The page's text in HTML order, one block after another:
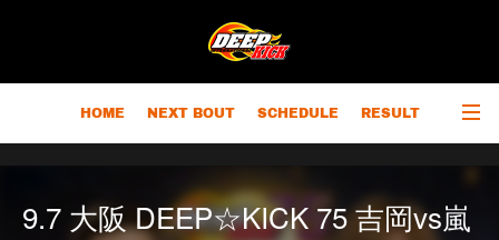
HOME NEXT BOUT SCHEDULE RESULT
9.7 大阪 DEEP☆KICK 75 吉岡vs嵐